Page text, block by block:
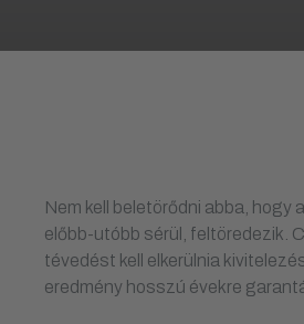
Nem kell beletörődni abba, hogy
előbb-utóbb sérül, feltöredezik.
tévedést kell elkerülnia
eredmény hosszú évekre